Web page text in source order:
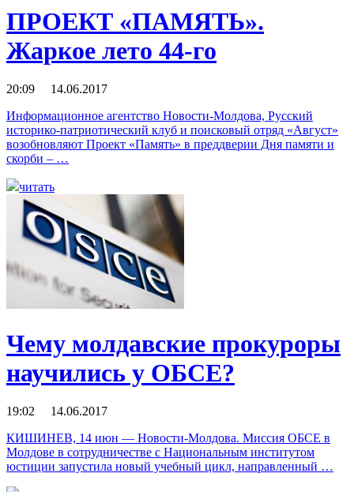
ПРОЕКТ «ПАМЯТЬ».
Жаркое лето 44-го
20:09 14.06.2017
Информационное агентство Новости-Молдова, Русский
историко-патриотический клуб и поисковый отряд «Август»
возобновляют Проект «Память» в преддверии Дня памяти и
скорби – …
читать
Чему молдавские прокуроры
научились у ОБСЕ?
19:02 14.06.2017
КИШИНЕВ, 14 июн — Новости-Молдова. Миссия ОБСЕ в
Молдове в сотрудничестве с Национальным институтом
юстиции запустила новый учебный цикл, направленный …